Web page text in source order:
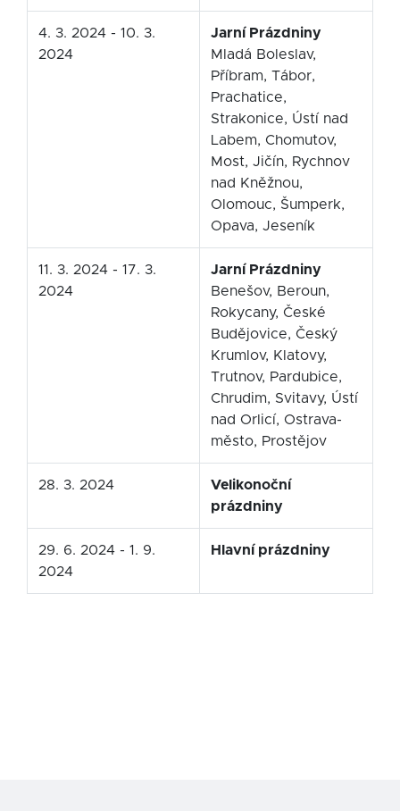
4. 3. 2024 - 10. 3.
2024
Jarní Prázdniny
Mladá Boleslav,
Příbram, Tábor,
Prachatice,
Strakonice, Ústí nad
Labem, Chomutov,
Most, Jičín, Rychnov
nad Kněžnou,
Olomouc, Šumperk,
Opava, Jeseník
11. 3. 2024 - 17. 3.
2024
Jarní Prázdniny
Benešov, Beroun,
Rokycany, České
Budějovice, Český
Krumlov, Klatovy,
Trutnov, Pardubice,
Chrudim, Svitavy, Ústí
nad Orlicí, Ostrava-
město, Prostějov
28. 3. 2024
Velikonoční
prázdniny
29. 6. 2024 - 1. 9.
2024
Hlavní prázdniny